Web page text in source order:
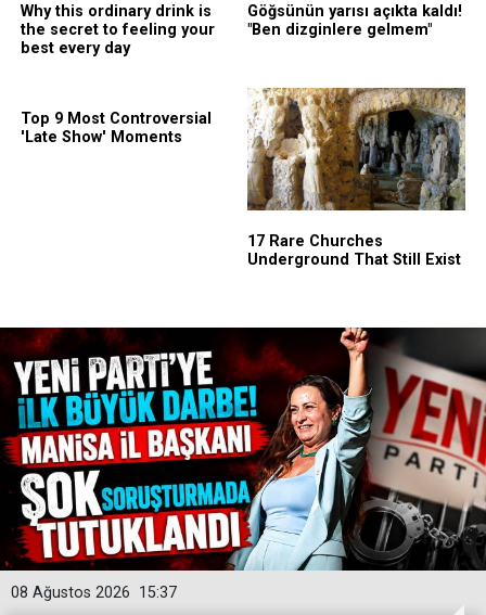
15:37
08 Ağustos 2026